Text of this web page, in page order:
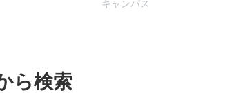
キャンパス
ら検索